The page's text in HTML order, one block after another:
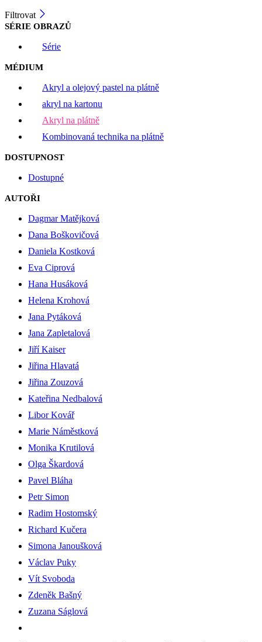
Filtrovat
SÉRIE OBRAZŮ
Série
MÉDIUM
Akryl a olejový pastel na plátně
akryl na kartonu
Akryl na plátně
Kombinovaná technika na plátně
DOSTUPNOST
Dostupné
AUTOŘI
Dagmar Matějková
Dana Boškovičová
Daniela Kostková
Eva Ciprová
Hana Husáková
Helena Krohová
Jana Pytáková
Jana Zapletalová
Jiří Kaiser
Jiřina Hlavatá
Jiřina Zouzová
Kateřina Nedbalová
Libor Kovář
Marie Náměstková
Monika Krutilová
Olga Škardová
Pavel Bláha
Petr Simon
Radim Hostomský
Richard Kučera
Simona Janoušková
Václav Puky
Vít Svoboda
Zdeněk Bašný
Zuzana Ságlová